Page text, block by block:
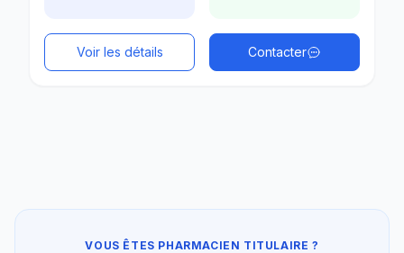
Voir les détails Contacter
VOUS ÊTES PHARMACIEN TITULAIRE ?